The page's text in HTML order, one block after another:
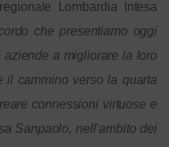
Lombardia Intesa
che presentiamo oggi
aziende a migliorare la loro
il cammino verso la quarta
connessioni virtuose e
Sanpaolo, nell’ambito dei